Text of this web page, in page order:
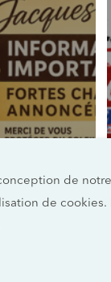
|
de
de